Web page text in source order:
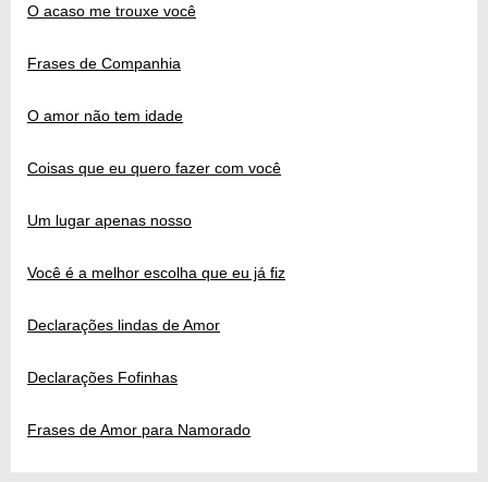
O acaso me trouxe você
Frases de Companhia
O amor não tem idade
Coisas que eu quero fazer com você
Um lugar apenas nosso
Você é a melhor escolha que eu já fiz
Declarações lindas de Amor
Declarações Fofinhas
Frases de Amor para Namorado